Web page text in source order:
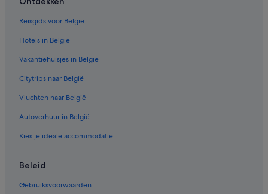
Reisgids voor België
Hotels in België
Vakantiehuisjes in België
Citytrips naar België
Vluchten naar België
Autoverhuur in België
Kies je ideale accommodatie
Beleid
Gebruiksvoorwaarden